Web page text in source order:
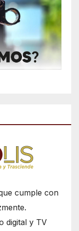
cumple con
digital y TV